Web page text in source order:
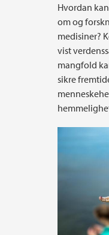
Hvordan
om og
medisiner?
vist
mangfold
sikre